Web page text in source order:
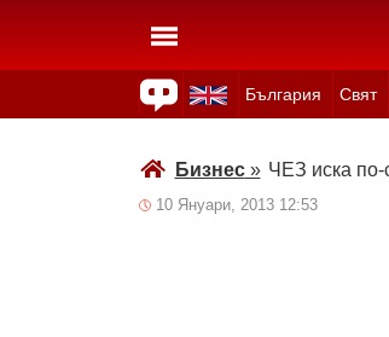
България Свят
Бизнес» ЧЕЗ иска по-
10 Януари, 2013 12:53